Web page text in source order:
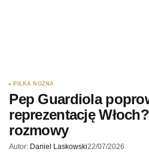
PIŁKA NOŻNA
Pep Guardiola
reprezentację
rozmowy
Autor: Daniel Laskowski22/07/2026